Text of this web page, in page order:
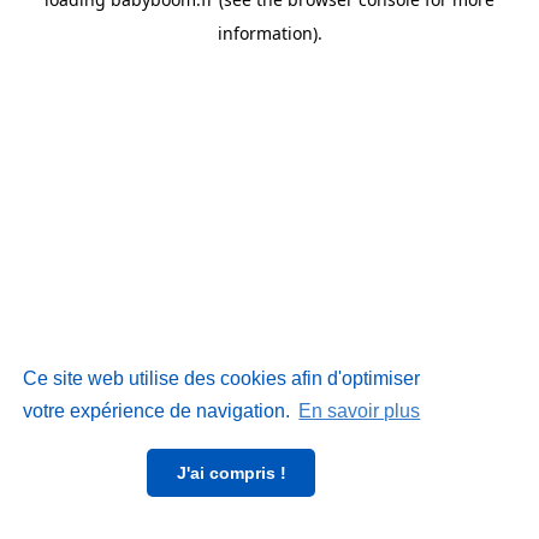
Ce site web utilise des cookies afin d'optimiser
votre expérience de navigation. En savoir plus
J'ai compris !
information).